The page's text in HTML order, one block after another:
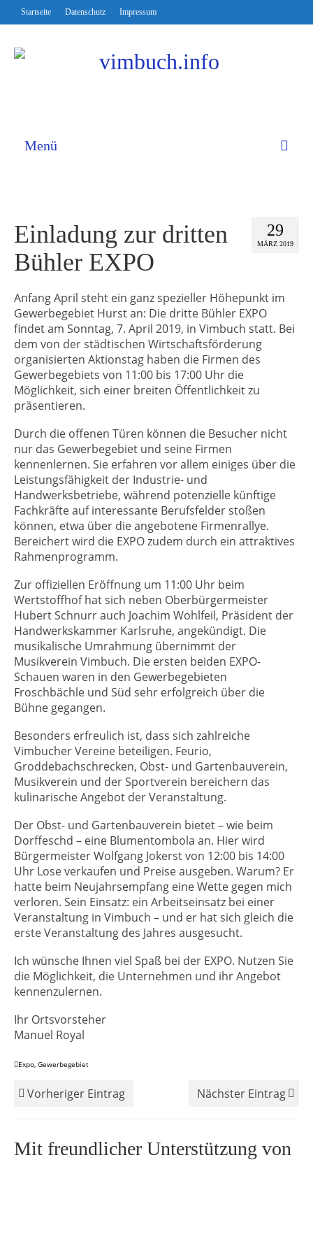
Startseite Datenschutz Impressum
Menü
29
MÄRZ 2019
Einladung zur dritten
Bühler EXPO
Anfang April steht ein ganz spezieller Höhepunkt im
Gewerbegebiet Hurst an: Die dritte Bühler EXPO
findet am Sonntag, 7. April 2019, in Vimbuch statt. Bei
dem von der städtischen Wirtschaftsförderung
organisierten Aktionstag haben die Firmen des
Gewerbegebiets von 11:00 bis 17:00 Uhr die
Möglichkeit, sich einer breiten Öffentlichkeit zu
präsentieren.
Durch die offenen Türen können die Besucher nicht
nur das Gewerbegebiet und seine Firmen
kennenlernen. Sie erfahren vor allem einiges über die
Leistungsfähigkeit der Industrie- und
Handwerksbetriebe, während potenzielle künftige
Fachkräfte auf interessante Berufsfelder stoßen
können, etwa über die angebotene Firmenrallye.
Bereichert wird die EXPO zudem durch ein attraktives
Rahmenprogramm.
Zur offiziellen Eröffnung um 11:00 Uhr beim
Wertstoffhof hat sich neben Oberbürgermeister
Hubert Schnurr auch Joachim Wohlfeil, Präsident der
Handwerkskammer Karlsruhe, angekündigt. Die
musikalische Umrahmung übernimmt der
Musikverein Vimbuch. Die ersten beiden EXPO-
Schauen waren in den Gewerbegebieten
Froschbächle und Süd sehr erfolgreich über die
Bühne gegangen.
Besonders erfreulich ist, dass sich zahlreiche
Vimbucher Vereine beteiligen. Feurio,
Groddebachschrecken, Obst- und Gartenbauverein,
Musikverein und der Sportverein bereichern das
kulinarische Angebot der Veranstaltung.
Der Obst- und Gartenbauverein bietet – wie beim
Dorffeschd – eine Blumentombola an. Hier wird
Bürgermeister Wolfgang Jokerst von 12:00 bis 14:00
Uhr Lose verkaufen und Preise ausgeben. Warum? Er
hatte beim Neujahrsempfang eine Wette gegen mich
verloren. Sein Einsatz: ein Arbeitseinsatz bei einer
Veranstaltung in Vimbuch – und er hat sich gleich die
erste Veranstaltung des Jahres ausgesucht.
Ich wünsche Ihnen viel Spaß bei der EXPO. Nutzen Sie
die Möglichkeit, die Unternehmen und ihr Angebot
kennenzulernen.
Ihr Ortsvorsteher
Manuel Royal
Expo, Gewerbegebiet
Vorheriger Eintrag Nächster Eintrag
Mit freundlicher Unterstützung von